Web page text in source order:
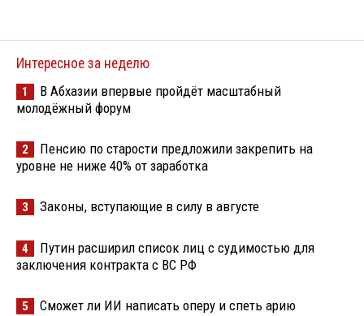
Интересное за неделю
1
В Абхазии впервые пройдёт масштабный
молодёжный форум
2
Пенсию по старости предложили закрепить на
уровне не ниже 40% от заработка
3 Законы, вступающие в силу в августе
4
Путин расширил список лиц с судимостью для
заключения контракта с ВС РФ
5 Сможет ли ИИ написать оперу и спеть арию